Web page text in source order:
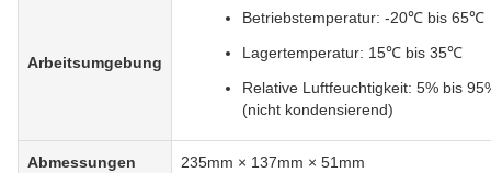
Arbeitsumgebung
Betriebstemperatur: -20℃ bis 65℃
Lagertemperatur: 15℃ bis 35℃
Relative Luftfeuchtigkeit: 5% bis
(nicht kondensierend)
Abmessungen 235mm × 137mm × 51mm